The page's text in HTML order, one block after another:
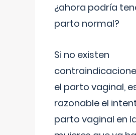
¿ahora podría
parto normal?
Si no existen
el parto vaginal,
razonable el
parto vaginal en